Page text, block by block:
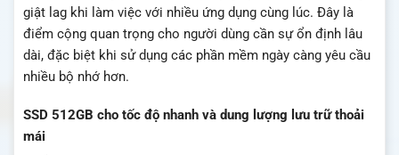
giật lag khi làm việc với nhiều ứng dụng cùng lúc. Đây là
điểm cộng quan trọng cho người dùng cần sự ổn định lâu
dài, đặc biệt khi sử dụng các phần mềm ngày càng yêu cầu
nhiều bộ nhớ hơn.
SSD 512GB cho tốc độ nhanh và dung lượng lưu trữ thoải
mái